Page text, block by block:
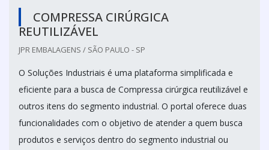
COMPRESSA CIRÚRGICA
REUTILIZÁVEL
JPR EMBALAGENS / SÃO PAULO - SP
O Soluções Industriais é uma plataforma simplificada e
eficiente para a busca de Compressa cirúrgica reutilizável e
outros itens do segmento industrial. O portal oferece duas
funcionalidades com o objetivo de atender a quem busca
produtos e serviços dentro do segmento industrial ou